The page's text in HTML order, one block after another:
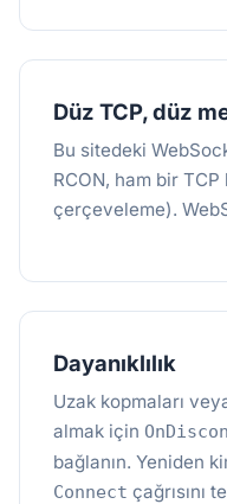
Düz TCP, düz
Bu sitedeki
RCON, ham bir
çerçeveleme).
Dayanıklılık
Uzak kopmaları
almak için
bağlanın. Yeniden
Connect çağrısını